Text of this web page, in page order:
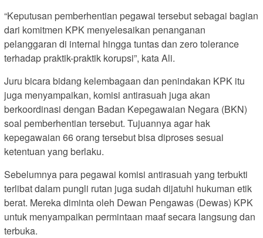
“Keputusan pemberhentian pegawai tersebut sebagai bagian
dari komitmen KPK menyelesaikan penanganan
pelanggaran di internal hingga tuntas dan zero tolerance
terhadap praktik-praktik korupsi”, kata Ali.
Juru bicara bidang kelembagaan dan penindakan KPK itu
juga menyampaikan, komisi antirasuah juga akan
berkoordinasi dengan Badan Kepegawaian Negara (BKN)
soal pemberhentian tersebut. Tujuannya agar hak
kepegawaian 66 orang tersebut bisa diproses sesuai
ketentuan yang berlaku.
Sebelumnya para pegawai komisi antirasuah yang terbukti
terlibat dalam pungli rutan juga sudah dijatuhi hukuman etik
berat. Mereka diminta oleh Dewan Pengawas (Dewas) KPK
untuk menyampaikan permintaan maaf secara langsung dan
terbuka.